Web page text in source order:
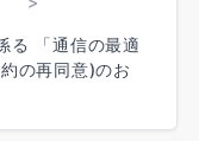
る 「通信の最適
の再同意)のお